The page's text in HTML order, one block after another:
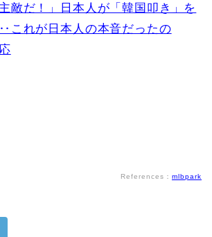
敵だ！」日本人が「韓国叩き」を
これが日本人の本音だったの
References： mlbpark